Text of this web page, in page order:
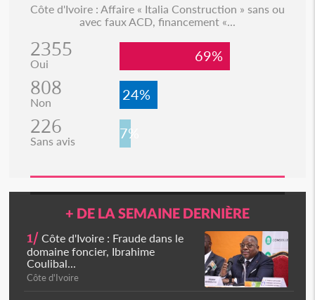
Côte d'Ivoire : Affaire « Italia Construction » sans ou
avec faux ACD, financement «...
2355
Oui 69%
808
Non 24%
226
Sans avis 7%
+ DE LA SEMAINE DERNIÈRE
1/ Côte d'Ivoire : Fraude dans le
domaine foncier, Ibrahime
Coulibal...
Côte d'Ivoire